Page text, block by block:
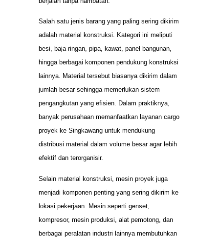
Salah satu jenis barang yang paling sering dikirim
adalah material konstruksi. Kategori ini meliputi
besi, baja ringan, pipa, kawat, panel bangunan,
hingga berbagai komponen pendukung konstruksi
lainnya. Material tersebut biasanya dikirim dalam
jumlah besar sehingga memerlukan sistem
pengangkutan yang efisien. Dalam praktiknya,
banyak perusahaan memanfaatkan layanan cargo
proyek ke Singkawang untuk mendukung
distribusi material dalam volume besar agar lebih
efektif dan terorganisir.
Selain material konstruksi, mesin proyek juga
menjadi komponen penting yang sering dikirim ke
lokasi pekerjaan. Mesin seperti genset,
kompresor, mesin produksi, alat pemotong, dan
berbagai peralatan industri lainnya membutuhkan